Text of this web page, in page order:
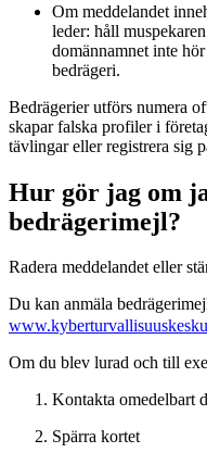
Om meddelandet
leder: håll
domännamnet inte
bedrägeri.
Bedrägerier utförs numera
skapar falska profiler i
tävlingar eller registrera sig
Hur gör jag om
bedrägerimejl?
Radera meddelandet eller
Du kan anmäla
Om du blev lurad och till
Kontakta omedelbart
Spärra kortet